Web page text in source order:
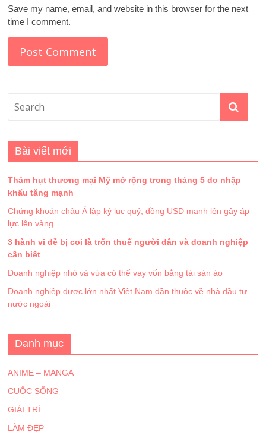
Save my name, email, and website in this browser for the next
time I comment.
Bài viết mới
Thâm hụt thương mại Mỹ mở rộng trong tháng 5 do nhập
khẩu tăng mạnh
Chứng khoán châu Á lập kỷ lục quý, đồng USD mạnh lên gây áp
lực lên vàng
3 hành vi dễ bị coi là trốn thuế người dân và doanh nghiệp
cần biết
Doanh nghiệp nhỏ và vừa có thể vay vốn bằng tài sản ảo
Doanh nghiệp dược lớn nhất Việt Nam dần thuộc về nhà đầu tư
nước ngoài
Danh mục
ANIME – MANGA
CUỘC SỐNG
GIẢI TRÍ
LÀM ĐẸP